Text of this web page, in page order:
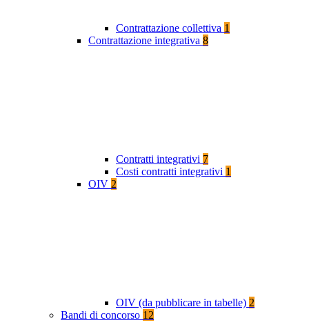
Contrattazione collettiva 1
Contrattazione integrativa 8
Contratti integrativi 7
Costi contratti integrativi 1
OIV 2
OIV (da pubblicare in tabelle) 2
Bandi di concorso 12